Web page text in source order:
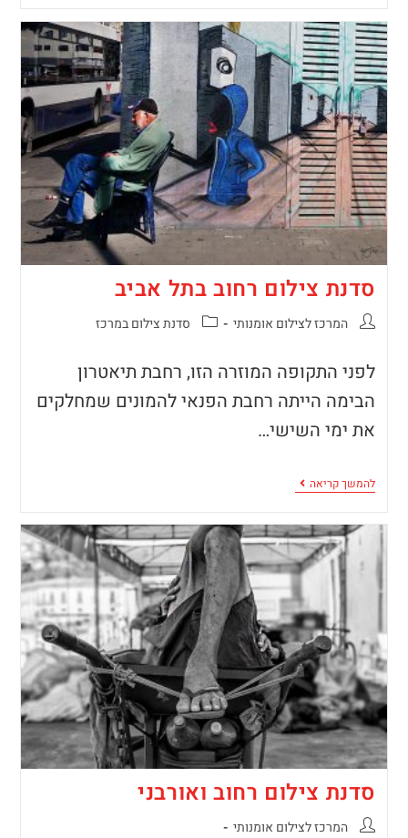
סדנת צילום רחוב בתל אביב
המרכז לצילום אומנותי סדנת צילום במרכז
לפני התקופה המוזרה הזו, רחבת תיאטרון
הבימה הייתה רחבת הפנאי להמונים שמחלקים
את ימי השישי…
להמשך קריאה
סדנת צילום רחוב ואורבני
המרכז לצילום אומנותי